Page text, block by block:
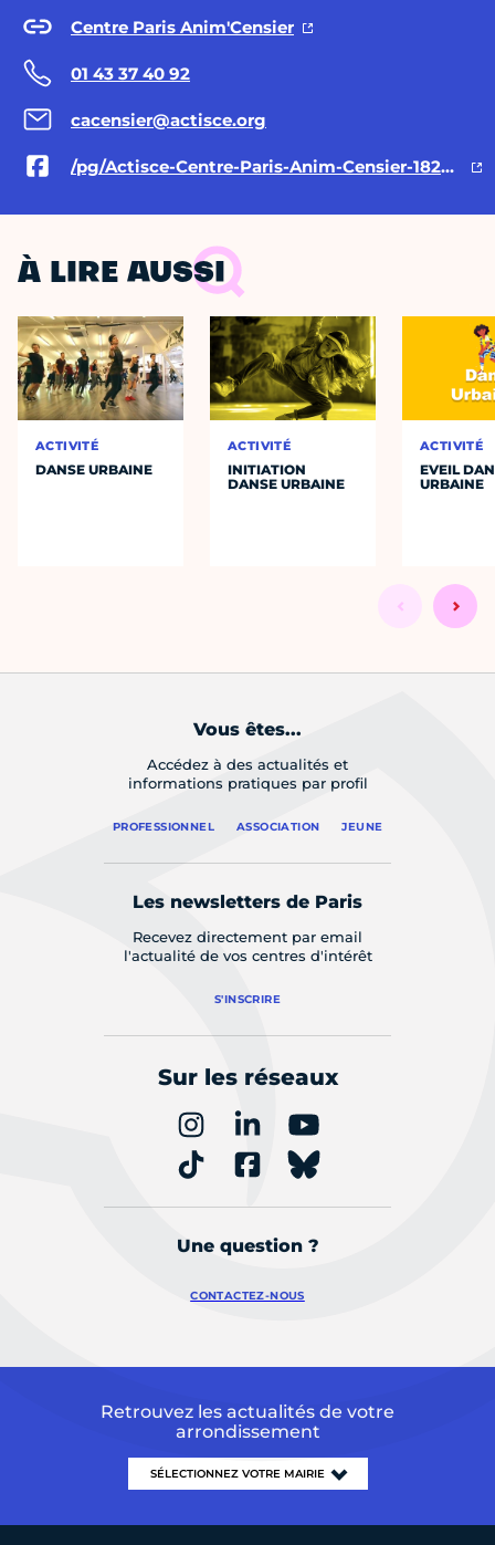
Centre Paris Anim'Censier
01 43 37 40 92
cacensier@actisce.org
/pg/Actisce-Centre-Paris-Anim-Censier-182530205117234/posts/
À LIRE AUSSI
ACTIVITÉ
DANSE URBAINE
ACTIVITÉ
INITIATION
DANSE URBAINE
ACTIVITÉ
EVEIL
URBAINE
Vous êtes...
Accédez à des actualités et
informations pratiques par profil
PROFESSIONNEL ASSOCIATION JEUNE
Les newsletters de Paris
Recevez directement par email
l'actualité de vos centres d'intérêt
S'INSCRIRE
Sur les réseaux
Une question ?
CONTACTEZ-NOUS
Retrouvez les actualités de votre
arrondissement